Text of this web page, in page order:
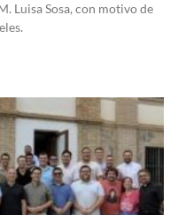
Luisa Sosa, con motivo de